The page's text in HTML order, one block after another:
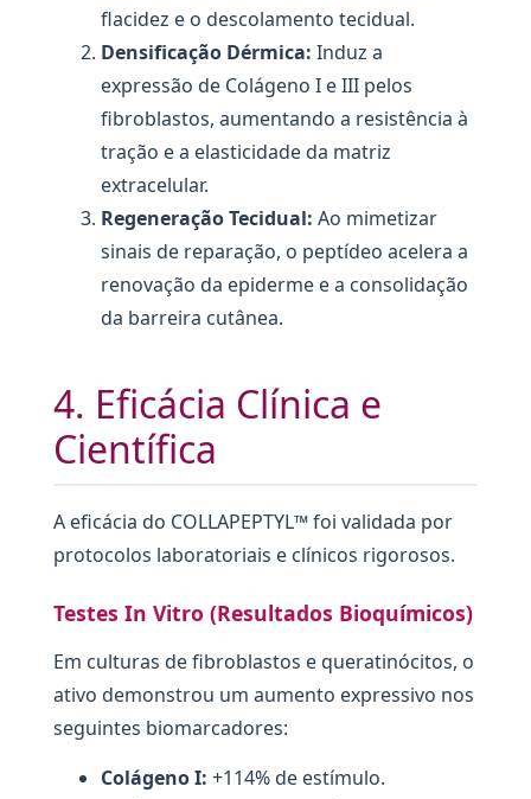
flacidez e o descolamento tecidual.
Densificação Dérmica: Induz a
expressão de Colágeno I e III pelos
fibroblastos, aumentando a resistência à
tração e a elasticidade da matriz
extracelular.
Regeneração Tecidual: Ao mimetizar
sinais de reparação, o peptídeo acelera a
renovação da epiderme e a consolidação
da barreira cutânea.
4. Eficácia Clínica e
Científica
A eficácia do COLLAPEPTYL™ foi validada por
protocolos laboratoriais e clínicos rigorosos.
Testes In Vitro (Resultados Bioquímicos)
Em culturas de fibroblastos e queratinócitos, o
ativo demonstrou um aumento expressivo nos
seguintes biomarcadores:
Colágeno I: +114% de estímulo.